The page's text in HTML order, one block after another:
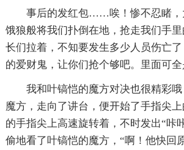
事后的发红包……唉！惨不忍睹，
饿狼般将我们扑倒在地，抢走我们手
长们拉着，不知要发生多少人员伤亡
的爱财鬼，让你们抢个够吧。里面可全
我和叶镐恺的魔方对决也很精彩
魔方，走向了讲台，便开始了手指尖
的手指尖上高速旋转着，不时发出“咔
偷地看了叶镐恺的魔方，“啊！他快回